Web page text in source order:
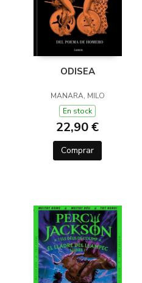
ODISEA
MANARA, MILO
En stock
22,90 €
Comprar